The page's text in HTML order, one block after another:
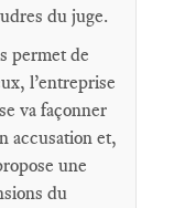
du juge.
permet de
l’entreprise
va façonner
accusation et,
une
du